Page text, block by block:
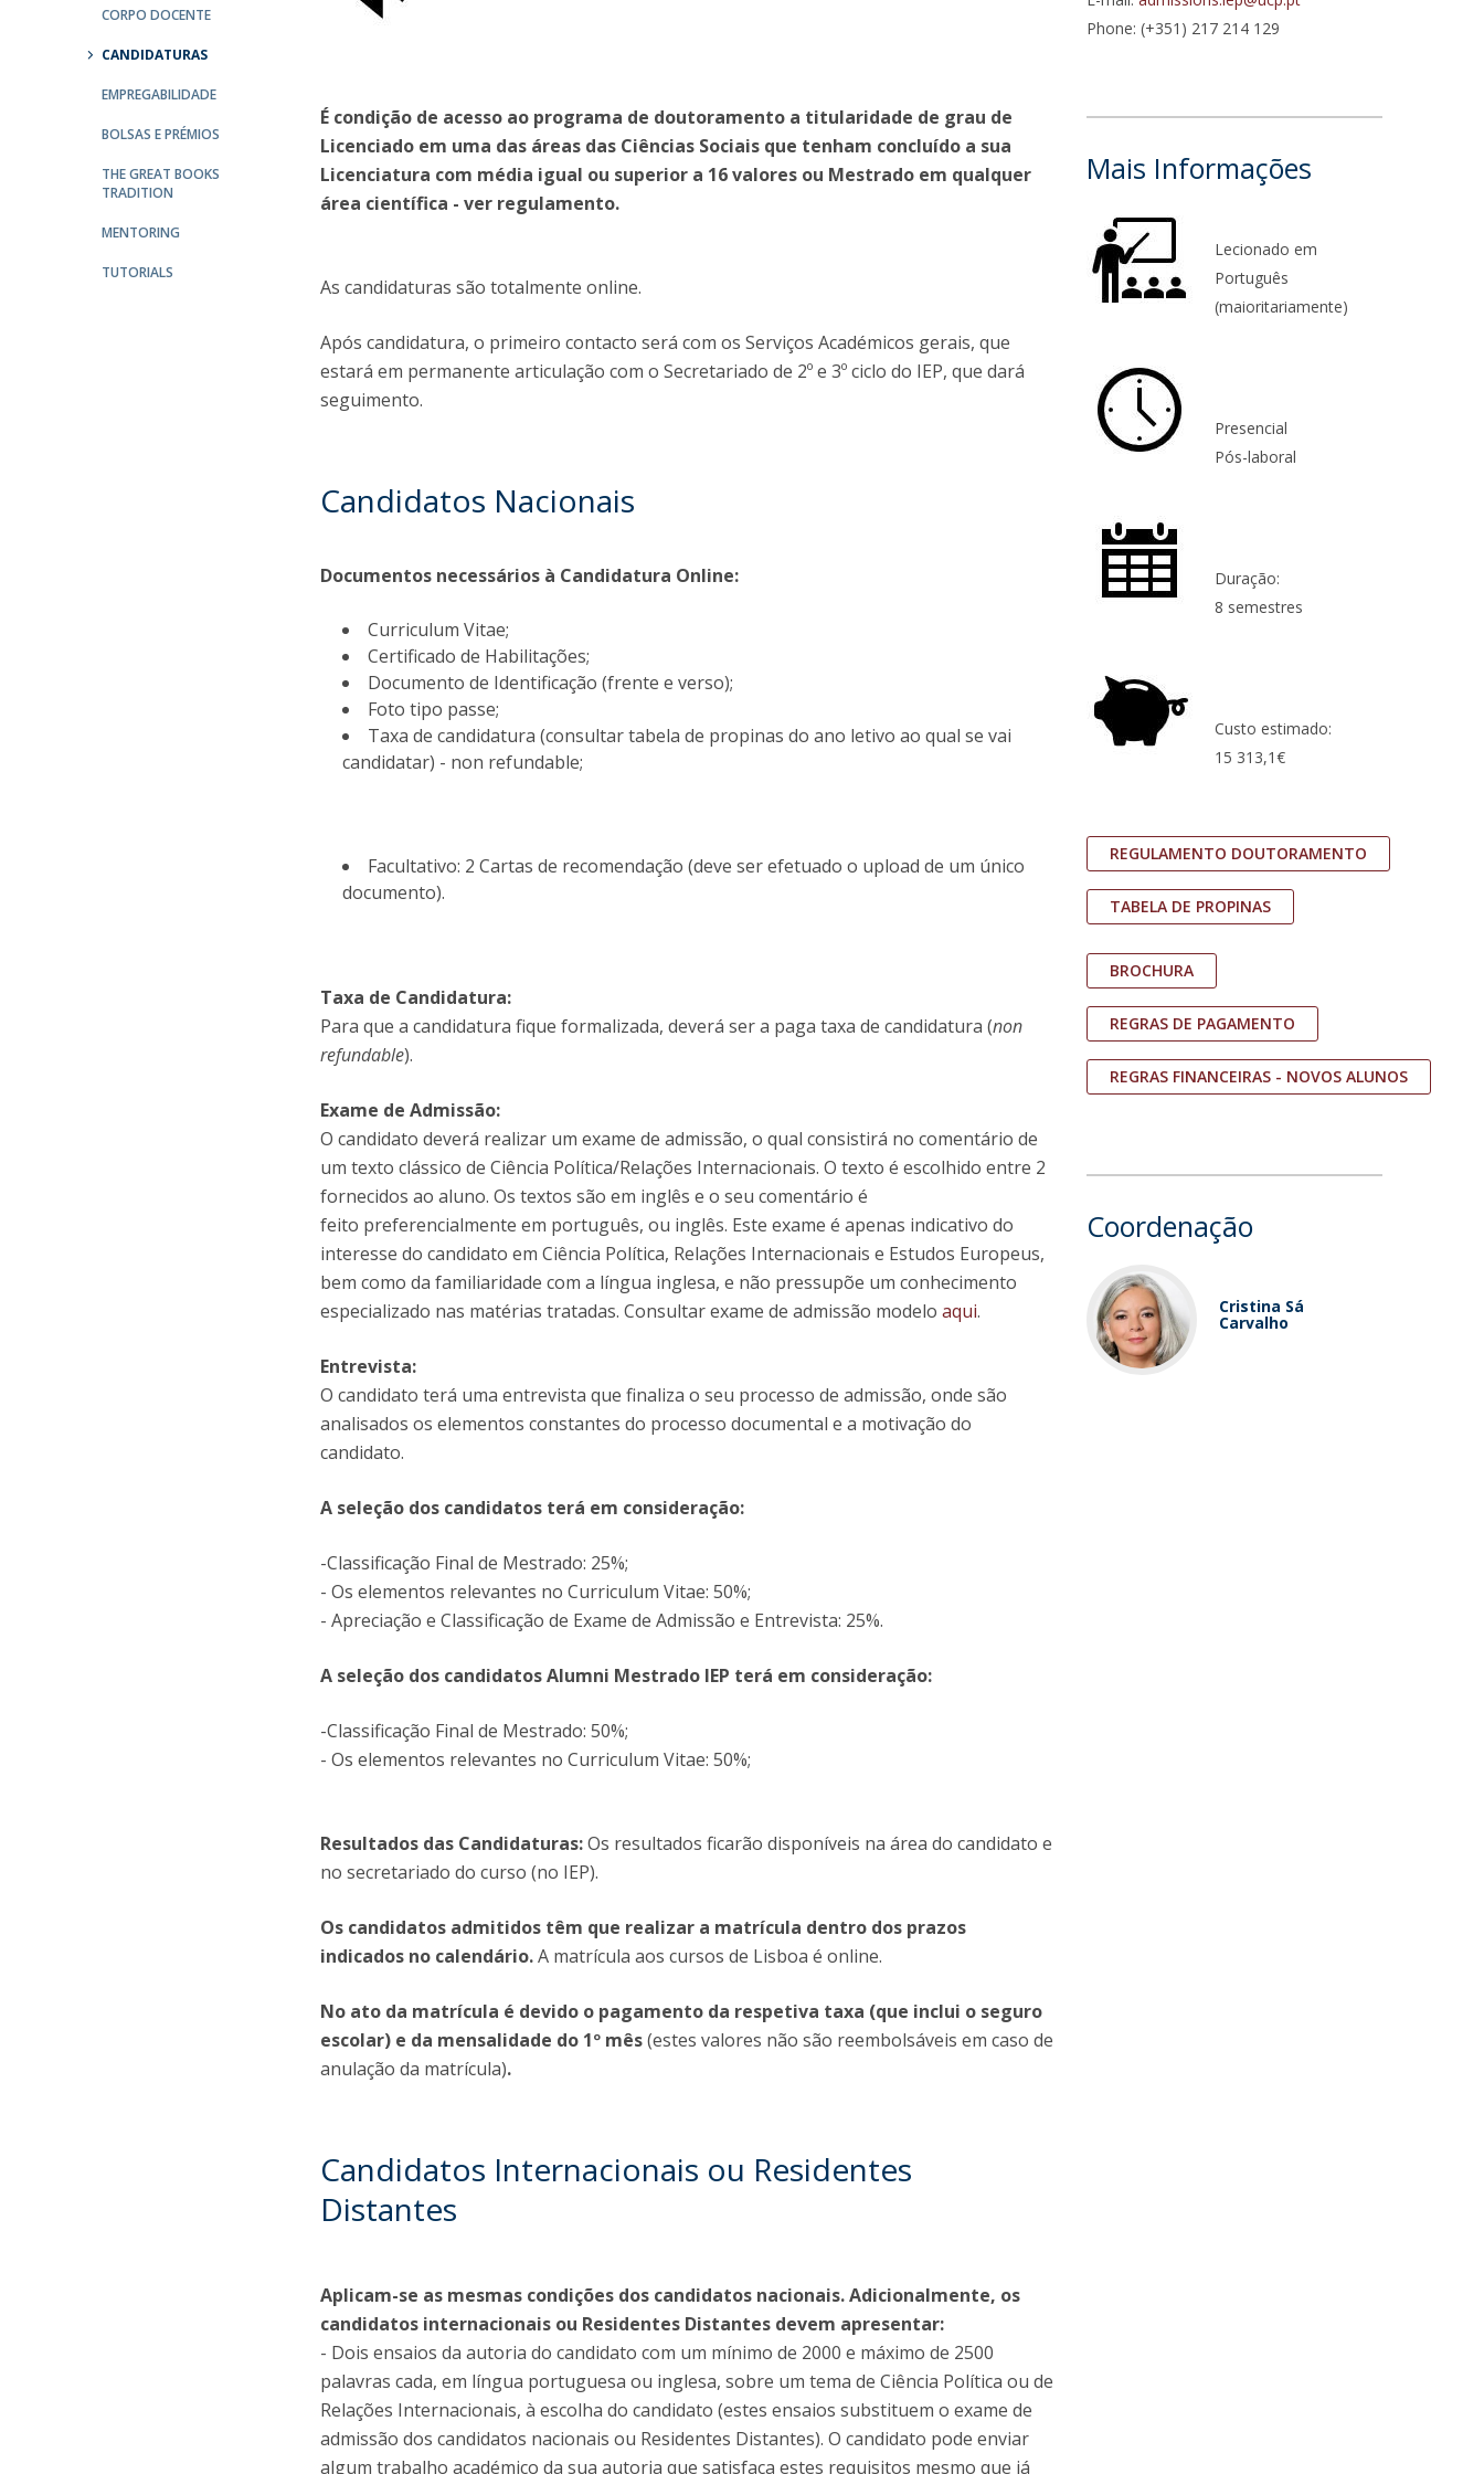
Centro de Investigação do Instituto de
Centro de Estudos Europeus
Palestra Anual Winston Churchill
IEP Alumni Club
Career Day
Iniciativas Nacionais da Católica
CORPO DOCENTE
CANDIDATURAS
EMPREGABILIDADE
BOLSAS E PRÉMIOS
THE GREAT BOOKS
TRADITION
MENTORING
TUTORIALS
É condição de acesso ao programa de doutoramento a titularidade de grau de
Licenciado em uma das áreas das Ciências Sociais que tenham concluído a sua
Licenciatura com média igual ou superior a 16 valores ou Mestrado em qualquer
área científica - ver regulamento.
As candidaturas são totalmente online.
Após candidatura, o primeiro contacto será com os Serviços Académicos gerais, que
estará em permanente articulação com o Secretariado de 2º e 3º ciclo do IEP, que dará
seguimento.
Candidatos Nacionais
Documentos necessários à Candidatura Online:
Curriculum Vitae;
Certificado de Habilitações;
Documento de Identificação (frente e verso);
Foto tipo passe;
Taxa de candidatura (consultar tabela de propinas do ano letivo ao qual se vai
candidatar) - non refundable;
Facultativo: 2 Cartas de recomendação (deve ser efetuado o upload de um único
documento).
Taxa de Candidatura:
Para que a candidatura fique formalizada, deverá ser a paga taxa de candidatura (non
refundable).
Exame de Admissão:
O candidato deverá realizar um exame de admissão, o qual consistirá no comentário de
um texto clássico de Ciência Política/Relações Internacionais. O texto é escolhido entre 2
fornecidos ao aluno. Os textos são em inglês e o seu comentário é
feito preferencialmente em português, ou inglês. Este exame é apenas indicativo do
interesse do candidato em Ciência Política, Relações Internacionais e Estudos Europeus,
bem como da familiaridade com a língua inglesa, e não pressupõe um conhecimento
especializado nas matérias tratadas. Consultar exame de admissão modeloaqui.
Entrevista:
O candidato terá uma entrevista que finaliza o seu processo de admissão, onde são
analisados os elementos constantes do processo documental e a motivação do
candidato.
A seleção dos candidatos terá em consideração:
-Classificação Final de Mestrado: 25%;
- Os elementos relevantes no Curriculum Vitae: 50%;
- Apreciação e Classificação de Exame de Admissão e Entrevista: 25%.
A seleção dos candidatos Alumni Mestrado IEP terá em consideração:
-Classificação Final de Mestrado: 50%;
- Os elementos relevantes no Curriculum Vitae: 50%;
Resultados das Candidaturas:Os resultados ficarão disponíveis na área do candidato e
no secretariado do curso (no IEP).
Os candidatos admitidos têm que realizar a matrícula dentro dos prazos
indicados no calendário.A matrícula aos cursos de Lisboa é online.
No ato da matrícula é devido o pagamento da respetiva taxa (que inclui o seguro
escolar) e da mensalidade do 1º mês(estes valores não são reembolsáveis em caso de
anulação da matrícula).
Candidatos Internacionais ou Residentes
Distantes
Aplicam-se as mesmas condições dos candidatos nacionais. Adicionalmente, os
candidatos internacionais ou Residentes Distantes devem apresentar:
- Dois ensaios da autoria do candidato com um mínimo de 2000 e máximo de 2500
palavras cada, em língua portuguesa ou inglesa, sobre um tema de Ciência Política ou de
Relações Internacionais, à escolha do candidato (estes ensaios substituem o exame de
admissão dos candidatos nacionais ou Residentes Distantes). O candidato pode enviar
algum trabalho académico da sua autoria que satisfaça estes requisitos mesmo que já
Phone: (+351) 217 214 129
Mais Informações
Lecionado em
Português
(maioritariamente)
Presencial
Pós-laboral
Duração:
8 semestres
Custo estimado:
15 313,1€
REGULAMENTO DOUTORAMENTO
TABELA DE PROPINAS
BROCHURA
REGRAS DE PAGAMENTO
REGRAS FINANCEIRAS - NOVOS ALUNOS
Coordenação
Cristina Sá
Carvalho